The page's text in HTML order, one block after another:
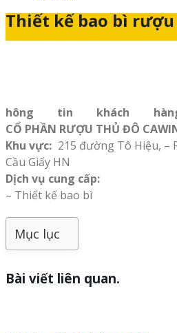
Thiết kế bao bì
hông tin khách
CỔ PHẦN RƯỢU THỦ ĐÔ
Khu vực: 215 đường Tô Hiệu, –
Cầu Giấy HN
Dịch vụ cung cấp:
– Thiết kế bao bì
Mục lục
Bài viết liên quan.